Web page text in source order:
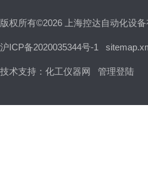
版权所有©2026 上海控达自动化设
沪ICP备2020035344号-1
技术支持： 化工仪器网 管理登陆